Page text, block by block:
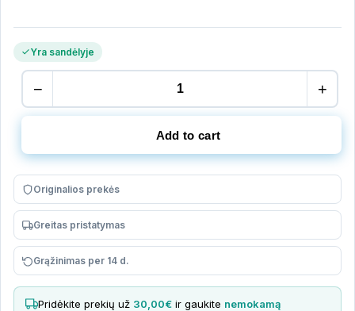
Yra sandėlyje
−
ADS®
Pro
Gel
gelis
quantity
+
Add to cart
Originalios prekės
Greitas pristatymas
Grąžinimas per 14 d.
Pridėkite prekių už 30,00€ ir gaukite nemokamą